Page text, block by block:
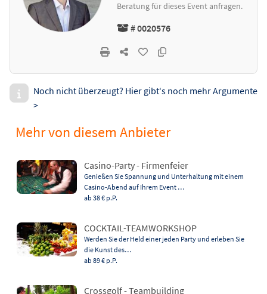
Beratung für dieses Event anfragen.
# 0020576
Noch nicht überzeugt? Hier gibt‘s noch mehr Argumente
>
Mehr von diesem Anbieter
Casino-Party - Firmenfeier
Genießen Sie Spannung und Unterhaltung mit einem
Casino-Abend auf Ihrem Event …
ab 38 € p.P.
COCKTAIL-TEAMWORKSHOP
Werden Sie der Held einer jeden Party und erleben Sie
die Kunst des…
ab 89 € p.P.
Crossgolf - Teambuilding